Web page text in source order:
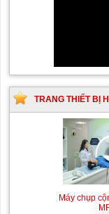
TRANG THIẾT BỊ
Máy chụp